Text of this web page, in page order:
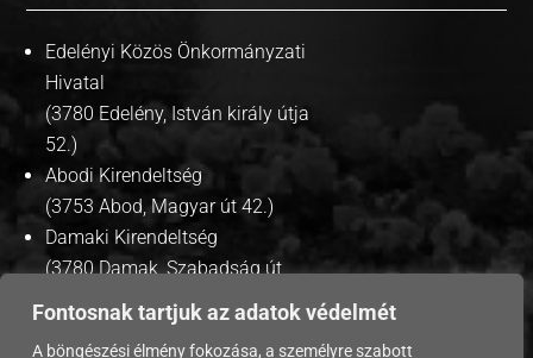
Fontosnak tartjuk az adatok védelmét
A böngészési élmény fokozása, a személyre szabott
Edelényi Közös Önkormányzati
Hivatal
(3780 Edelény, István király útja
52.)
Abodi Kirendeltség
(3753 Abod, Magyar út 42.)
Damaki Kirendeltség
(3780 Damak, Szabadság út